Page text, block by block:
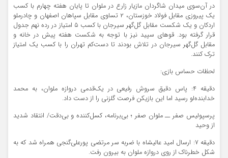
در آن‌سوی میدان شاگردان مازیار زارع در ملوان تا پایان هفته چهارم با کسب
یک پیروزی مقابل فولاد خوزستان، ۲ تساوی مقابل سپاهان اصفهان و چادرملو
اردکان و یک شکست مقابل گل‌گهر سیرجان با کسب ۵ امتیاز در رده نهم جدول
قرار گرفته بود. قوهای سپید نیز با توجه به شکست هفته پیش در خانه و
مقابل گل‌گهر سیرجان در تلاش بودند تا دست‌کم تهران را با کسب یک امتیاز
ترک کنند.
لحظات حساس بازی:
دقیقه ۴: پاس دقیق سروش رفیعی در یک‌قدمی دروازه ملوان، به محمد
خدابنده‌لو رسید اما این بازیکن فرصت گلزنی را از دست داد.
پرسپولیس صفر ــ ملوان صفر ؛ بی‌برنامه، کسل‌کننده و بی‌دقت/ انتقاد شدید
از وحید
دقیقه ۷: ارسال امید عالیشاه با ضربه سر مرتضی پورعلی‌گنجی همراه شد که به
شکل خطرناک از روی دروازه ملوان به بیرون رفت.